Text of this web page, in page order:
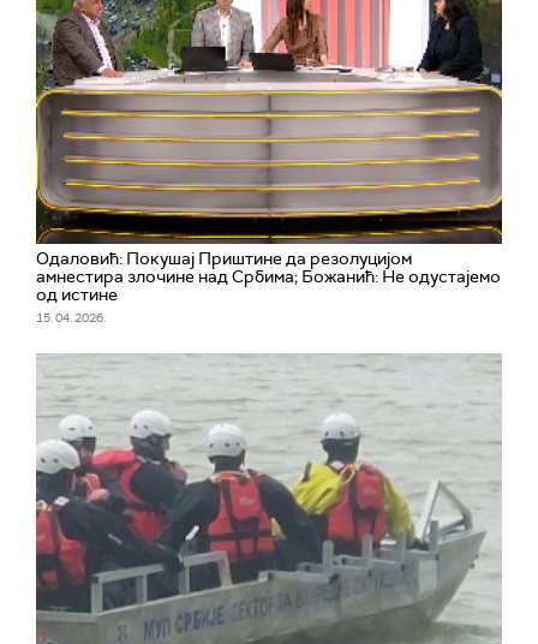
Одаловић: Покушај Приштине да резолуцијом
амнестира злочине над Србима; Божанић: Не одустајемо
од истине
15. 04. 2026.